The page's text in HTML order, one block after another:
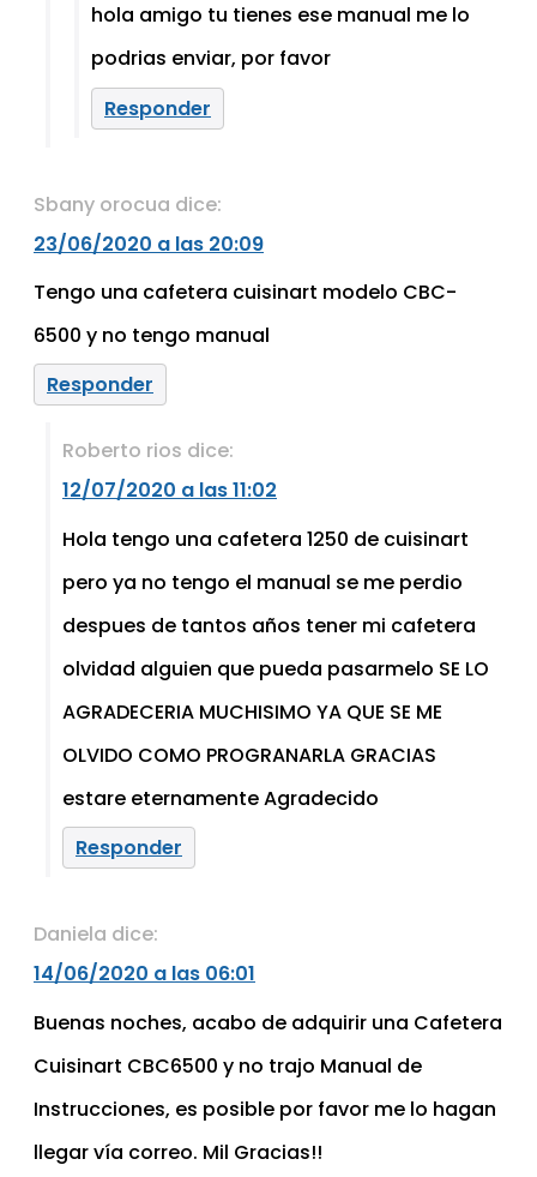
hola amigo tu tienes ese manual me lo
podrias enviar, por favor
Responder
Sbany orocua dice:
23/06/2020 a las 20:09
Tengo una cafetera cuisinart modelo CBC-
6500 y no tengo manual
Responder
Roberto rios dice:
12/07/2020 a las 11:02
Hola tengo una cafetera 1250 de cuisinart
pero ya no tengo el manual se me perdio
despues de tantos años tener mi cafetera
olvidad alguien que pueda pasarmelo SE LO
AGRADECERIA MUCHISIMO YA QUE SE ME
OLVIDO COMO PROGRANARLA GRACIAS
estare eternamente Agradecido
Responder
Daniela dice:
14/06/2020 a las 06:01
Buenas noches, acabo de adquirir una Cafetera
Cuisinart CBC6500 y no trajo Manual de
Instrucciones, es posible por favor me lo hagan
llegar vía correo. Mil Gracias!!